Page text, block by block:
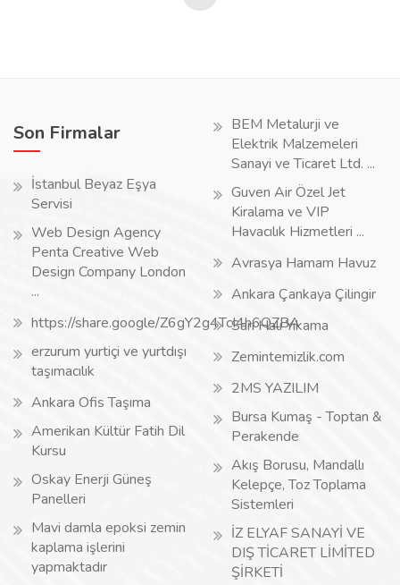
Son Firmalar
İstanbul Beyaz Eşya
Servisi
Web Design Agency
Penta Creative Web
Design Company London
...
https://share.google/Z6gY2g4TcI4h6QZBA
erzurum yurtiçi ve yurtdışı
taşımacılık
Ankara Ofis Taşıma
Amerikan Kültür Fatih Dil
Kursu
Oskay Enerji Güneş
Panelleri
Mavi damla epoksi zemin
kaplama işlerini
yapmaktadır
BEM Metalurji ve
Elektrik Malzemeleri
Sanayi ve Ticaret Ltd. ...
Guven Air Özel Jet
Kiralama ve VIP
Havacılık Hizmetleri ...
Avrasya Hamam Havuz
Ankara Çankaya Çilingir
Sarı Halı Yıkama
Zemintemizlik.com
2MS YAZILIM
Bursa Kumaş - Toptan &
Perakende
Akış Borusu, Mandallı
Kelepçe, Toz Toplama
Sistemleri
İZ ELYAF SANAYİ VE
DIŞ TİCARET LİMİTED
ŞİRKETİ